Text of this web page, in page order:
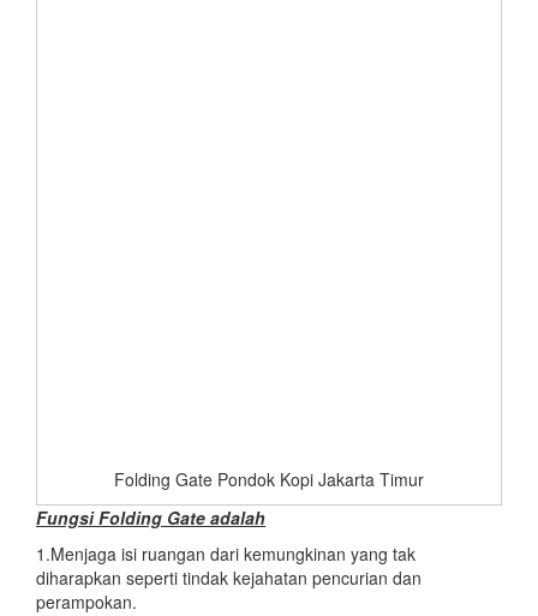
Folding Gate Pondok Kopi Jakarta Timur
Fungsi Folding Gate adalah
1.Menjaga isi ruangan dari kemungkinan yang tak
diharapkan seperti tindak kejahatan pencurian dan
perampokan.